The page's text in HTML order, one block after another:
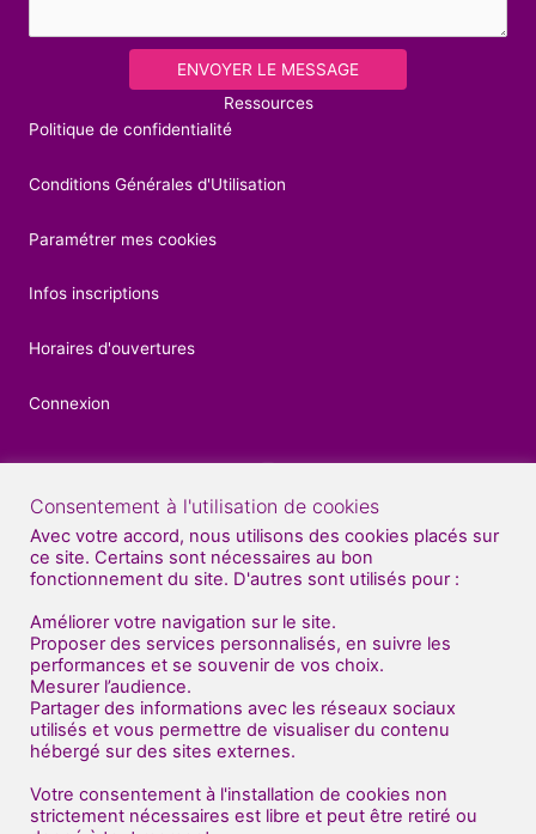
ENVOYER LE MESSAGE
Ressources
Politique de confidentialité
Conditions Générales d'Utilisation
Paramétrer mes cookies
Infos inscriptions
Horaires d'ouvertures
Connexion
Contacts
04 92 52 27 56
07 81 70 70 71
Nous venons de déménager au sud de Gap
(en face de BUT : bâtiment "Dart Plast" )
Centre Artistique Impulse
Entrée gauche - 1er étage
2 route de Patac
05000 Gap
Consentement à l'utilisation de cookies
Avec votre accord, nous utilisons des cookies placés sur
ce site. Certains sont nécessaires au bon
fonctionnement du site. D'autres sont utilisés pour :
Améliorer votre navigation sur le site.
Proposer des services personnalisés, en suivre les
performances et se souvenir de vos choix.
Mesurer l’audience.
Partager des informations avec les réseaux sociaux
utilisés et vous permettre de visualiser du contenu
hébergé sur des sites externes.
Votre consentement à l'installation de cookies non
strictement nécessaires est libre et peut être retiré ou